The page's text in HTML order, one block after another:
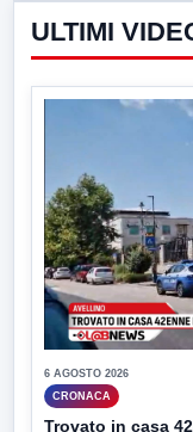
ULTIMI
6 AGOSTO 2026
CRONACA
Trovato in casa